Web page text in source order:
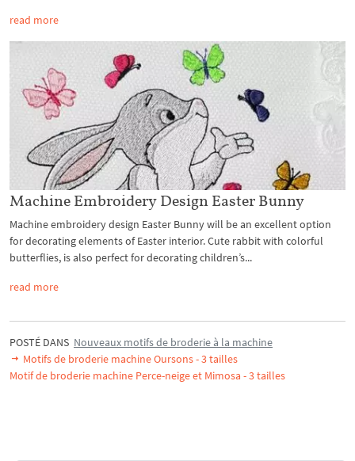
read more
Machine Embroidery Design Easter Bunny
Machine embroidery design Easter Bunny will be an excellent option
for decorating elements of Easter interior. Cute rabbit with colorful
butterflies, is also perfect for decorating children’s...
read more
POSTÉ DANS Nouveaux motifs de broderie à la machine
Motifs de broderie machine Oursons - 3 tailles
Motif de broderie machine Perce-neige et Mimosa - 3 tailles